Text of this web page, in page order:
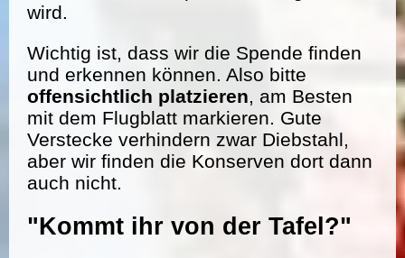
wird.
Wichtig ist, dass wir die Spende finden
und erkennen können. Also bitte
offensichtlich platzieren, am Besten
mit dem Flugblatt markieren. Gute
Verstecke verhindern zwar Diebstahl,
aber wir finden die Konserven dort dann
auch nicht.
"Kommt ihr von der Tafel?"